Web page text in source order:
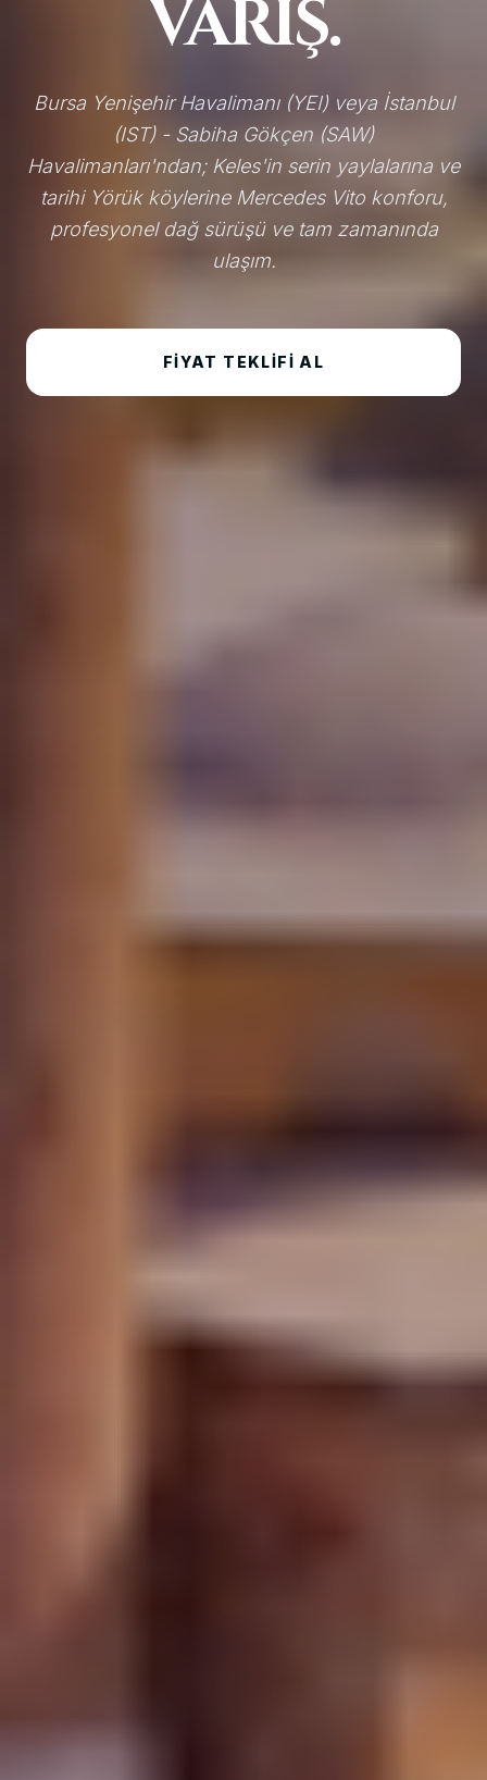
VARIŞ.
Bursa Yenişehir Havalimanı (YEI) veya İstanbul
(IST) - Sabiha Gökçen (SAW)
Havalimanları'ndan; Keles'in serin yaylalarına ve
tarihi Yörük köylerine Mercedes Vito konforu,
profesyonel dağ sürüşü ve tam zamanında
ulaşım.
FIYAT TEKLIFI AL